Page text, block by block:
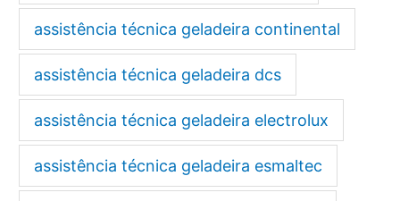
assistência técnica geladeira continental
assistência técnica geladeira dcs
assistência técnica geladeira electrolux
assistência técnica geladeira esmaltec